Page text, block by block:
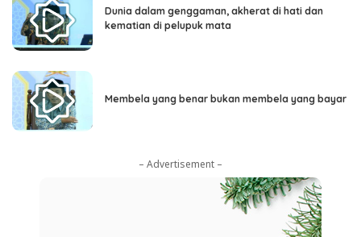
Dunia dalam genggaman, akherat di hati dan
kematian di pelupuk mata
Membela yang benar bukan membela yang bayar
– Advertisement –